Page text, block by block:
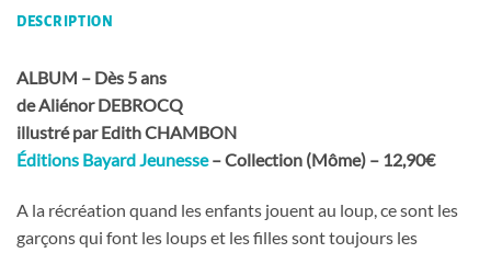
DESCRIPTION
ALBUM – Dès 5 ans
de Aliénor DEBROCQ
illustré par Edith CHAMBON
Éditions Bayard Jeunesse– Collection (Môme) – 12,90€
A la récréation quand les enfants jouent au loup, ce sont les
garçons qui font les loups et les filles sont toujours les